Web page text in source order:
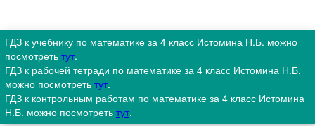
ГДЗ к учебнику по математике за 4 класс Истомина Н.Б. можно
посмотреть тут.
ГДЗ к рабочей тетради по математике за 4 класс Истомина Н.Б.
можно посмотреть тут.
ГДЗ к контрольным работам по математике за 4 класс Истомина
Н.Б. можно посмотреть тут.